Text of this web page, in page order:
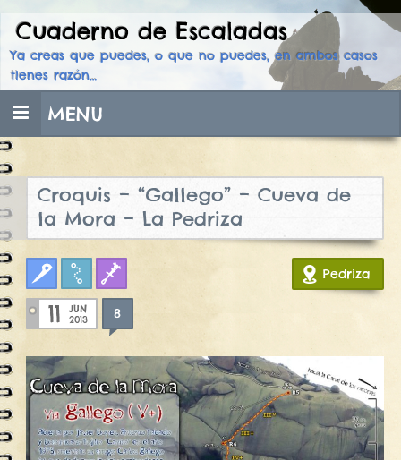
Skip
content
Cuaderno de Escaladas
Ya creas que puedes, o que no puedes, en ambos casos
tienes razón…
MENU
Croquis – “Gallego” – Cueva de
la Mora – La Pedriza
ClasicaCroquisFisuras Pedriza
11 JUN
2013 8